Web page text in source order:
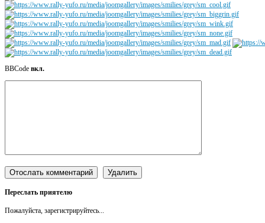
BBCode вкл.
Переслать приятелю
Пожалуйста, зарегистрируйтесь...